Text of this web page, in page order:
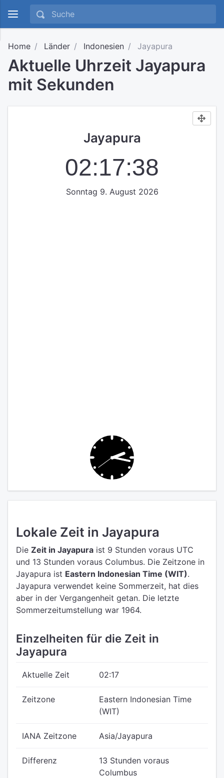
Home Länder Indonesien Jayapura
Aktuelle Uhrzeit Jayapura
mit Sekunden
Jayapura
02:17:39
Sonntag 9. August 2026
Lokale Zeit in Jayapura
Die Zeit in Jayapura ist 9 Stunden voraus UTC
und 13 Stunden voraus Columbus. Die Zeitzone in
Jayapura ist Eastern Indonesian Time (WIT).
Jayapura verwendet keine Sommerzeit, hat dies
aber in der Vergangenheit getan. Die letzte
Sommerzeitumstellung war 1964.
Einzelheiten für die Zeit in
Jayapura
Aktuelle Zeit 02:17
Zeitzone
Eastern Indonesian Time
(WIT)
IANA Zeitzone Asia/Jayapura
Differenz
13 Stunden voraus
Columbus